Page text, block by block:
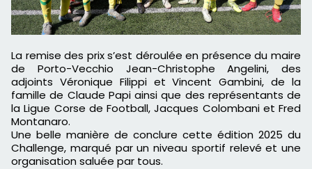
La remise des prix s’est déroulée en présence du maire
de Porto-Vecchio Jean-Christophe Angelini, des
adjoints Véronique Filippi et Vincent Gambini, de la
famille de Claude Papi ainsi que des représentants de
la Ligue Corse de Football, Jacques Colombani et Fred
Montanaro.
Une belle manière de conclure cette édition 2025 du
Challenge, marqué par un niveau sportif relevé et une
organisation saluée par tous.